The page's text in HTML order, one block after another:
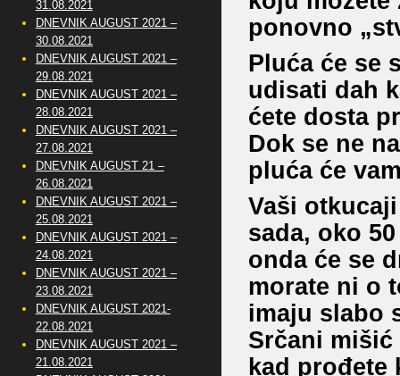
ponovno
Pluća će se
udisati dah
ćete dosta
Dok se ne
pluća će
Vaši
sada, oko
onda će se
morate ni o
imaju slabo
Srčani
kad prođete
31.08.2021
DNEVNIK AUGUST 2021 –
30.08.2021
DNEVNIK AUGUST 2021 –
29.08.2021
DNEVNIK AUGUST 2021 –
28.08.2021
DNEVNIK AUGUST 2021 –
27.08.2021
DNEVNIK AUGUST 21 –
26.08.2021
DNEVNIK AUGUST 2021 –
25.08.2021
DNEVNIK AUGUST 2021 –
24.08.2021
DNEVNIK AUGUST 2021 –
23.08.2021
DNEVNIK AUGUST 2021-
22.08.2021
DNEVNIK AUGUST 2021 –
21.08.2021